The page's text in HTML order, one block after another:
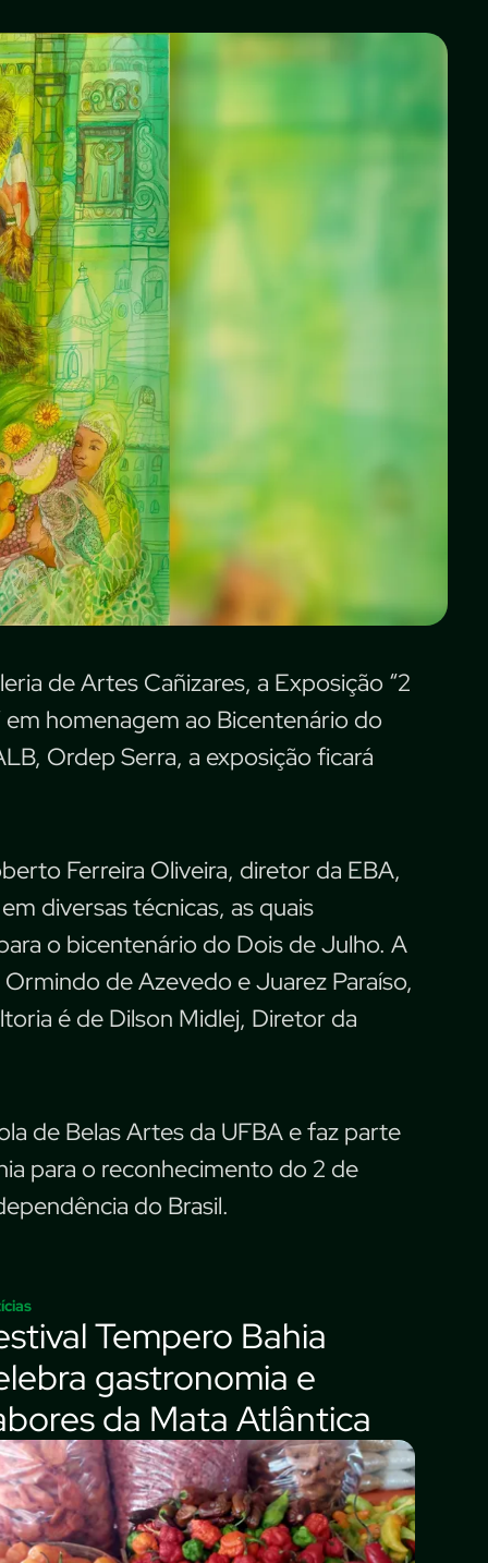
de Artes Cañizares, a Exposição “2
em homenagem ao Bicentenário do
Ordep Serra, a exposição ficará
Ferreira Oliveira, diretor da EBA,
diversas técnicas, as quais
o bicentenário do Dois de Julho. A
de Azevedo e Juarez Paraíso,
é de Dilson Midlej, Diretor da
de Belas Artes da UFBA e faz parte
para o reconhecimento do 2 de
do Brasil.
Tempero Bahia
gastronomia e
da Mata Atlântica